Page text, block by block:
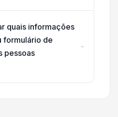
quais informações
formulário de
pessoas